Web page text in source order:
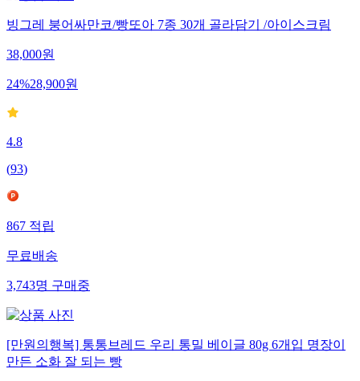
빙그레 붕어싸만코/빵또아 7종 30개 골라담기 /아이스크림
38,000원
24%28,900원
4.8
(93)
867 적립
무료배송
3,743명 구매중
[만원의행복] 통통브레드 우리 통밀 베이글 80g 6개입 명장이
만든 소화 잘 되는 빵